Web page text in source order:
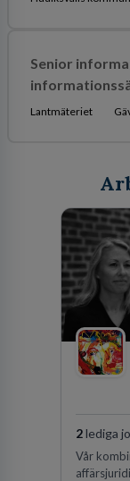
Senior
Lantmäteriet
2lediga
Vår